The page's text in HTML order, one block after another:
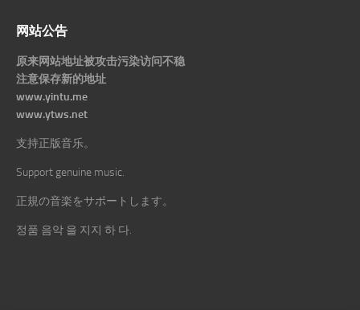
网站公告
原来网站地址被攻击污染访问不稳
注意保存新的地址
www.yintu.me
www.ytws.net
支持正版音乐。
Support genuine music.
正規の音楽をサポートします。
정품 음악 을 지지 하 다.